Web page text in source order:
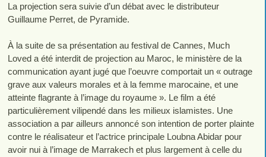
La projection sera suivie d’un débat avec le distributeur
Guillaume Perret, de Pyramide.
À la suite de sa présentation au festival de Cannes, Much
Loved a été interdit de projection au Maroc, le ministère de la
communication ayant jugé que l’oeuvre comportait un « outrage
grave aux valeurs morales et à la femme marocaine, et une
atteinte flagrante à l’image du royaume ». Le film a été
particulièrement vilipendé dans les milieux islamistes. Une
association a par ailleurs annoncé son intention de porter plainte
contre le réalisateur et l’actrice principale Loubna Abidar pour
avoir nui à l’image de Marrakech et plus largement à celle du